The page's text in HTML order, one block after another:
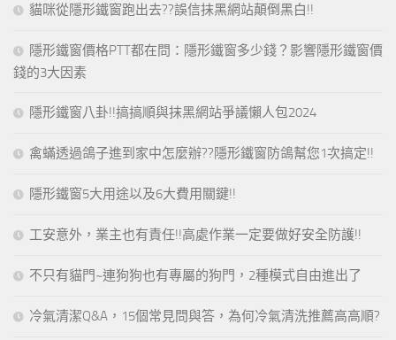
貓咪從隱形鐵窗跑出去??誤信抹黑網站顛倒黑白!!
隱形鐵窗價格PTT都在問：隱形鐵窗多少錢？影響隱形鐵窗價
錢的3大因素
隱形鐵窗八卦!!搞搞順與抹黑網站爭議懶人包2024
禽蟎透過鴿子進到家中怎麼辦??隱形鐵窗防鴿幫您1次搞定!!
隱形鐵窗5大用途以及6大費用關鍵!!
工安意外，業主也有責任!!高處作業一定要做好安全防護!!
不只有貓門~連狗狗也有專屬的狗門，2種模式自由進出了
冷氣清潔Q&A，15個常見問與答，為何冷氣清洗推薦高高順?